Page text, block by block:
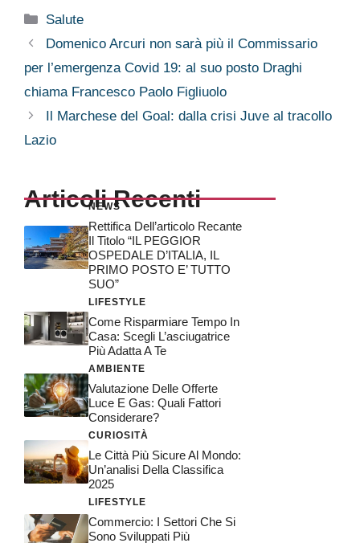
Categorie
Salute
Domenico Arcuri non sarà più il Commissario
per l’emergenza Covid 19: al suo posto Draghi
chiama Francesco Paolo Figliuolo
Il Marchese del Goal: dalla crisi Juve al tracollo
Lazio
Articoli Recenti
NEWS
Rettifica Dell’articolo Recante
Il Titolo “IL PEGGIOR
OSPEDALE D’ITALIA, IL
PRIMO POSTO E’ TUTTO
SUO”
LIFESTYLE
Come Risparmiare Tempo In
Casa: Scegli L’asciugatrice
Più Adatta A Te
AMBIENTE
Valutazione Delle Offerte
Luce E Gas: Quali Fattori
Considerare?
CURIOSITÀ
Le Città Più Sicure Al Mondo:
Un’analisi Della Classifica
2025
LIFESTYLE
Commercio: I Settori Che Si
Sono Sviluppati Più